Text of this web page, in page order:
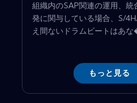
組織内のSAP関連の運用、統
発に関与している場合、S/
え間ないドラムビートはあな
もっと見る